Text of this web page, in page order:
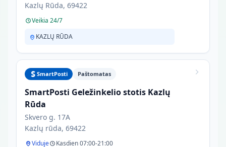
Kazlų Rūda, 69422
Veikia 24/7
KAZLŲ RŪDA
SmartPosti Paštomatas
SmartPosti Geležinkelio stotis Kazlų
Rūda
Skvero g. 17A
Kazlų rūda, 69422
Viduje
Kasdien 07:00-21:00